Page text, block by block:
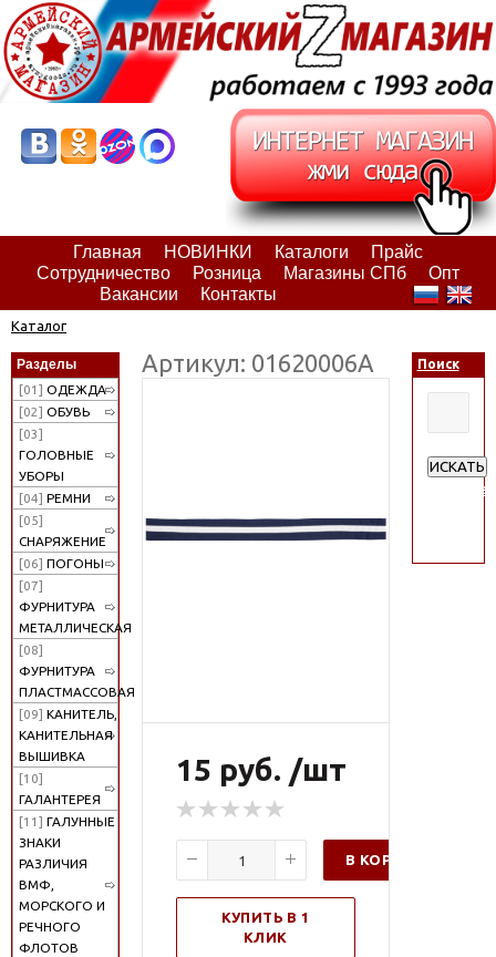
Главная НОВИНКИ Каталоги
Прайс
Сотрудничество
Розница Магазины СПб
Опт
Вакансии
Контакты
Каталог
Разделы
[01] ОДЕЖДА
[02] ОБУВЬ
[03]
ГОЛОВНЫЕ
УБОРЫ
[04] РЕМНИ
[05]
СНАРЯЖЕНИЕ
[06] ПОГОНЫ
[07]
ФУРНИТУРА
МЕТАЛЛИЧЕСКАЯ
[08]
ФУРНИТУРА
ПЛАСТМАССОВАЯ
[09] КАНИТЕЛЬ,
КАНИТЕЛЬНАЯ
ВЫШИВКА
[10]
ГАЛАНТЕРЕЯ
[11] ГАЛУННЫЕ
ЗНАКИ
РАЗЛИЧИЯ
ВМФ,
МОРСКОГО И
РЕЧНОГО
ФЛОТОВ
Артикул: 01620006А
15 руб. /шт
В КОРЗИНУ
КУПИТЬ В 1
КЛИК
Поиск
ИСКАТЬ